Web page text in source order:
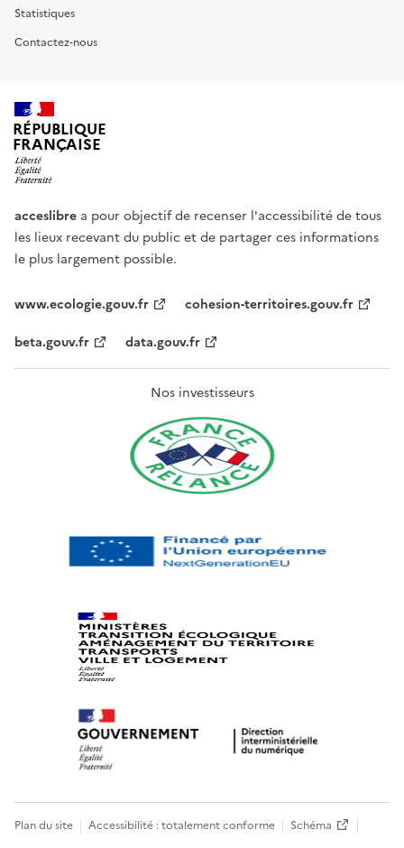
Statistiques
Contactez-nous
RÉPUBLIQUE
FRANÇAISE
acceslibre a pour objectif de recenser l'accessibilité de tous
les lieux recevant du public et de partager ces informations
le plus largement possible.
www.ecologie.gouv.fr
cohesion-territoires.gouv.fr
beta.gouv.fr
data.gouv.fr
Nos investisseurs
Plan du site Accessibilité : totalement conforme Schéma